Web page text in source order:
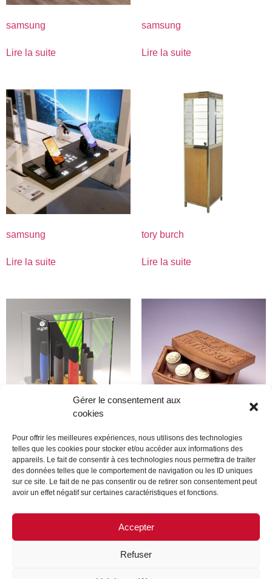
Gérer le consentement aux
cookies
Pour offrir les meilleures expériences, nous utilisons des technologies
telles que les cookies pour stocker et/ou accéder aux informations des
appareils. Le fait de consentir à ces technologies nous permettra de traiter
des données telles que le comportement de navigation ou les ID uniques
sur ce site. Le fait de ne pas consentir ou de retirer son consentement peut
avoir un effet négatif sur certaines caractéristiques et fonctions.
Accepter
Refuser
samsung
Lire la suite
samsung
Lire la suite
samsung
Lire la suite
tory burch
Lire la suite
vype
Lire la suite
Yoplait
Lire la suite
1 2